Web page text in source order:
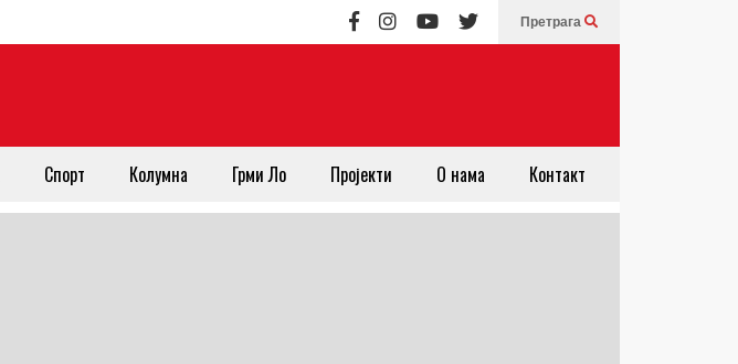
Претрага
Спорт Колумна Грми Ло Пројекти О нама Контакт